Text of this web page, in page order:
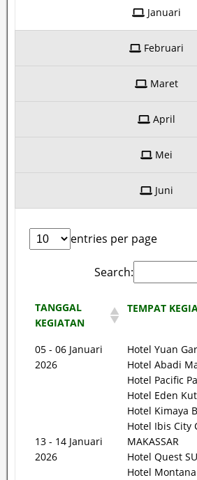
Januari
Februari
Maret
April
Mei
Juni
entries per page
Search:
TANGGAL
KEGIATAN
TEMPAT
05 - 06 Januari
2026
13 - 14 Januari
2026
Hotel Yuan
Hotel Abadi
Hotel Pacific
Hotel Eden
Hotel Kimaya
Hotel Ibis City
MAKASSAR
Hotel Quest
Hotel